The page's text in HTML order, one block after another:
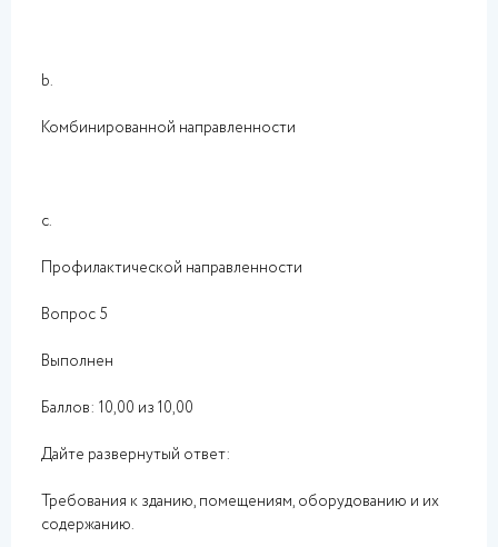
b.
Комбинированной направленности
c.
Профилактической направленности
Вопрос 5
Выполнен
Баллов: 10,00 из 10,00
Дайте развернутый ответ:
Требования к зданию, помещениям, оборудованию и их
содержанию.